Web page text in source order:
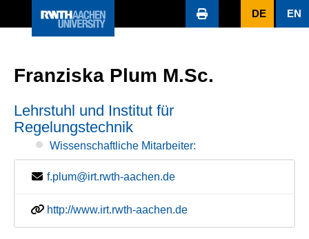
DE EN
Franziska Plum M.Sc.
Lehrstuhl und Institut für
Regelungstechnik
Wissenschaftliche Mitarbeiter:
f.plum@irt.rwth-aachen.de
http://www.irt.rwth-aachen.de